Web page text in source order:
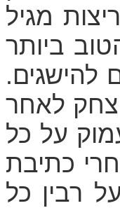
מגיל
ביותר
להישגים.
לאחר
על כל
כתיבת
רבין כל